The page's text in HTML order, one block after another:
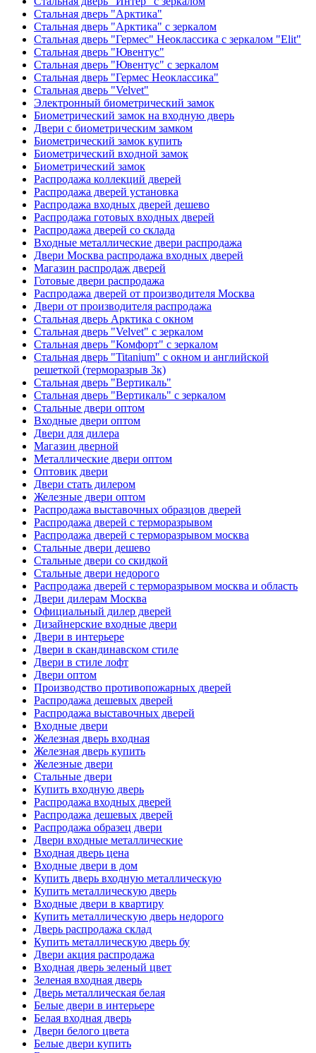
Стальная дверь "Арктика"
Стальная дверь "Арктика" с зеркалом
Стальная дверь "Гермес" Неоклассика с зеркалом "Elit"
Стальная дверь "Ювентус"
Стальная дверь "Ювентус" с зеркалом
Стальная дверь "Гермес Неоклассика"
Стальная дверь "Velvet"
Электронный биометрический замок
Биометрический замок на входную дверь
Двери с биометрическим замком
Биометрический замок купить
Биометрический входной замок
Биометрический замок
Распродажа коллекций дверей
Распродажа дверей установка
Распродажа входных дверей дешево
Распродажа готовых входных дверей
Распродажа дверей со склада
Входные металлические двери распродажа
Двери Москва распродажа входных дверей
Магазин распродаж дверей
Готовые двери распродажа
Распродажа дверей от производителя Москва
Двери от производителя распродажа
Стальная дверь Арктика с окном
Стальная дверь "Velvet" с зеркалом
Стальная дверь "Комфорт" с зеркалом
Стальная дверь "Titanium" с окном и английской
решеткой (терморазрыв 3к)
Стальная дверь "Вертикаль"
Стальная дверь "Вертикаль" с зеркалом
Стальные двери оптом
Входные двери оптом
Двери для дилера
Магазин дверной
Металлические двери оптом
Оптовик двери
Двери стать дилером
Железные двери оптом
Распродажа выставочных образцов дверей
Распродажа дверей с терморазрывом
Распродажа дверей с терморазрывом москва
Стальные двери дешево
Стальные двери со скидкой
Стальные двери недорого
Распродажа дверей с терморазрывом москва и область
Двери дилерам Москва
Официальный дилер дверей
Дизайнерские входные двери
Двери в интерьере
Двери в скандинавском стиле
Двери в стиле лофт
Двери оптом
Производство противопожарных дверей
Распродажа дешевых дверей
Распродажа выставочных дверей
Входные двери
Железная дверь входная
Железная дверь купить
Железные двери
Стальные двери
Купить входную дверь
Распродажа входных дверей
Распродажа дешевых дверей
Распродажа образец двери
Двери входные металлические
Входная дверь цена
Входные двери в дом
Купить дверь входную металлическую
Купить металлическую дверь
Входные двери в квартиру
Купить металлическую дверь недорого
Дверь распродажа склад
Купить металлическую дверь бу
Двери акция распродажа
Входная дверь зеленый цвет
Зеленая входная дверь
Дверь металлическая белая
Белые двери в интерьере
Белая входная дверь
Двери белого цвета
Белые двери купить